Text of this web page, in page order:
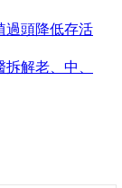
過頭降低存活
解老、中、